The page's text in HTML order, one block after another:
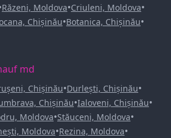
Răzeni, Moldova•Criuleni, Moldova•
Chișinău•Botanica, Chișinău•
md
Chișinău•Durlești, Chișinău•
Chișinău•Ialoveni, Chișinău•
Moldova•Stăuceni, Moldova•
Moldova•Rezina, Moldova•